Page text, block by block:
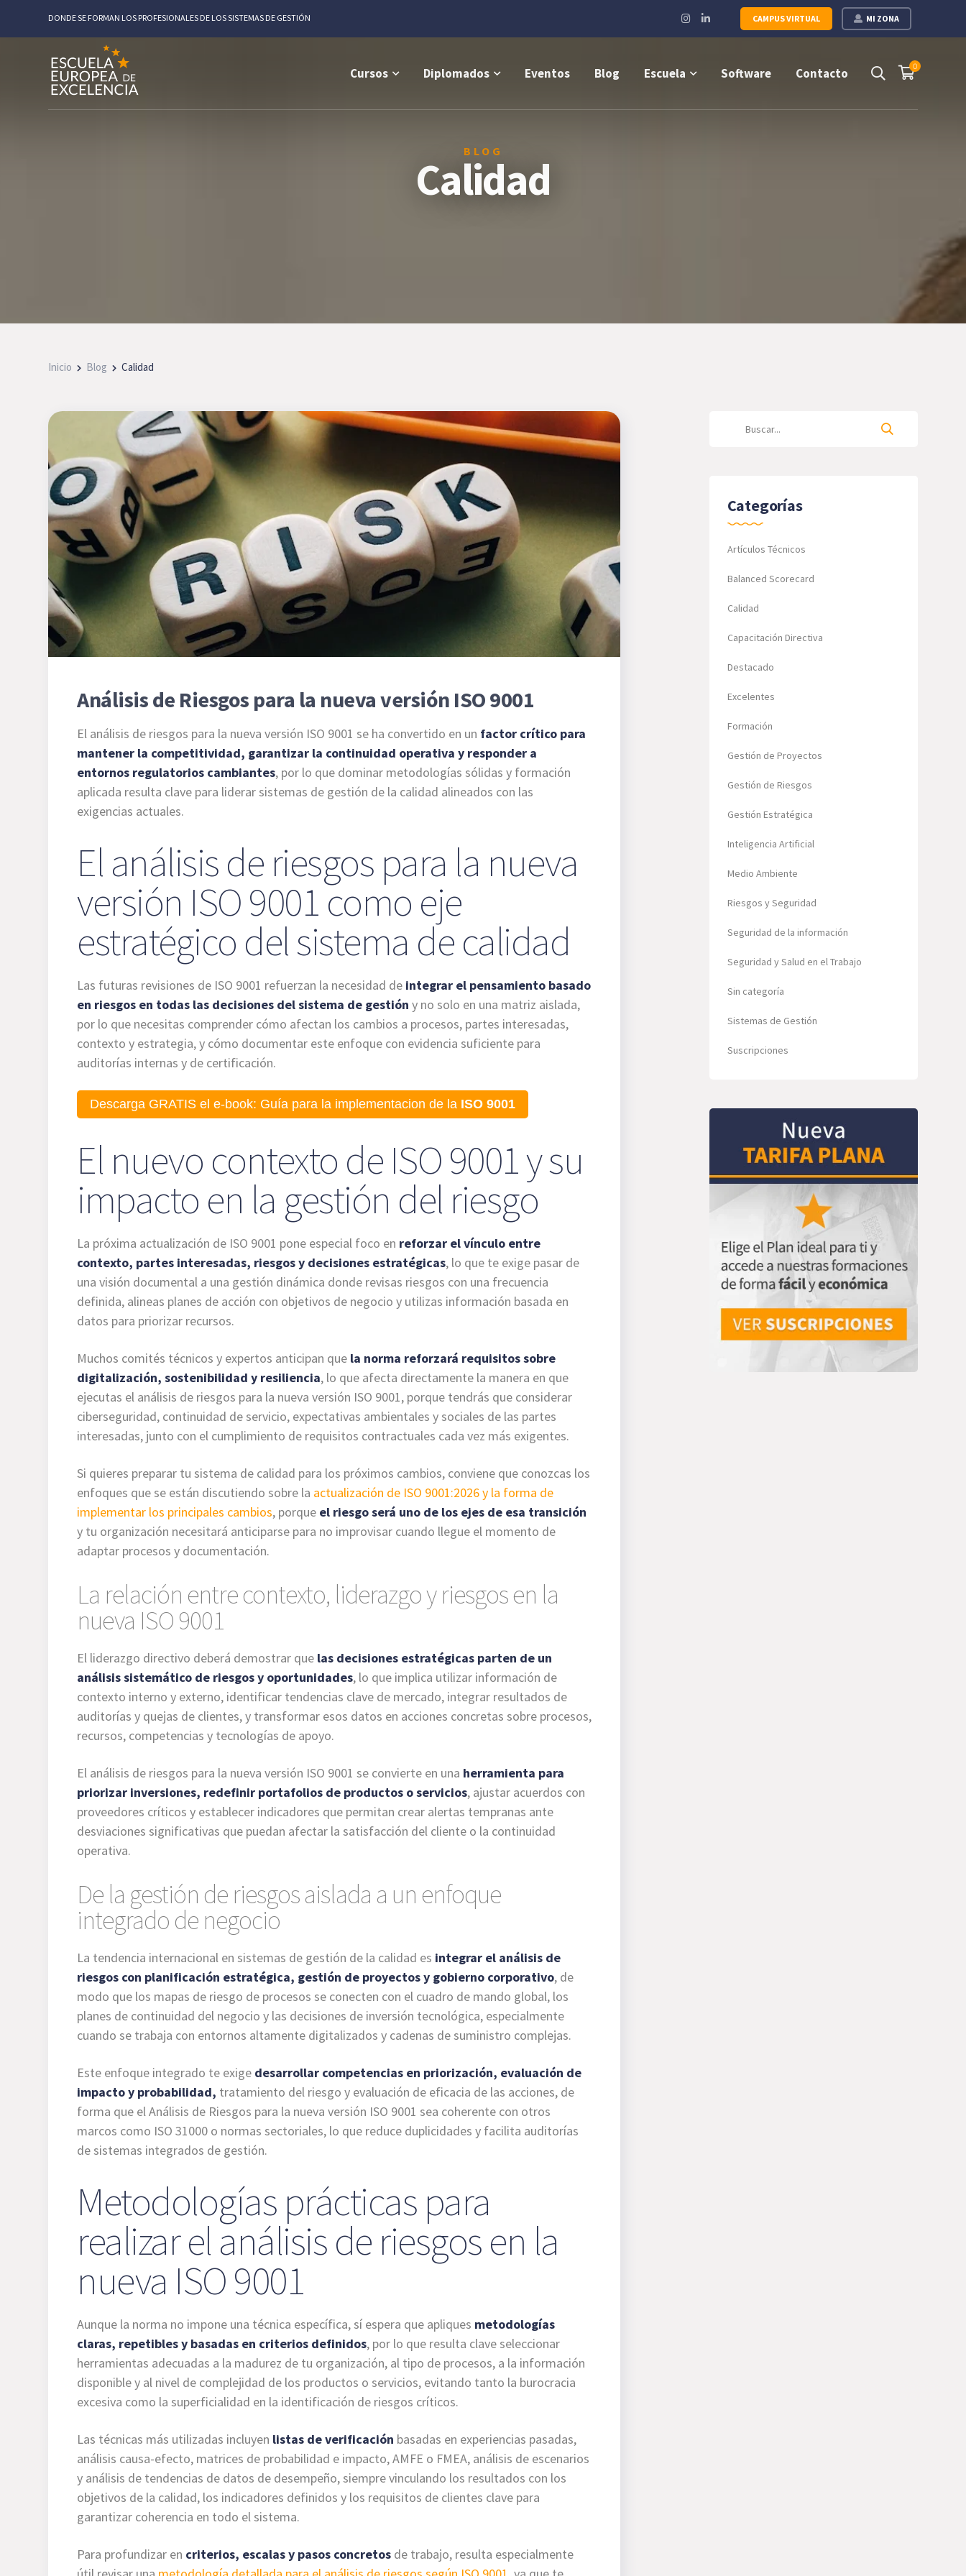
MI ZONA
CAMPUS VIRTUAL
DONDE SE FORMAN LOS PROFESIONALES DE LOS SISTEMAS DE GESTIÓN
Instagram
Profile
LinkedIn
Profile
0
Cursos Diplomados Eventos Blog Escuela Software Contacto
BLOG
Calidad
Inicio Blog Calidad
Análisis de Riesgos para la nueva versión ISO 9001
El análisis de riesgos para la nueva versión ISO 9001 se ha convertido en un factor crítico para
mantener la competitividad, garantizar la continuidad operativa y responder a
entornos regulatorios cambiantes, por lo que dominar metodologías sólidas y formación
aplicada resulta clave para liderar sistemas de gestión de la calidad alineados con las
exigencias actuales.
El análisis de riesgos para la nueva
versión ISO 9001 como eje
estratégico del sistema de calidad
Las futuras revisiones de ISO 9001 refuerzan la necesidad de integrar el pensamiento basado
en riesgos en todas las decisiones del sistema de gestión y no solo en una matriz aislada,
por lo que necesitas comprender cómo afectan los cambios a procesos, partes interesadas,
contexto y estrategia, y cómo documentar este enfoque con evidencia suficiente para
auditorías internas y de certificación.
Descarga GRATIS el e-book: Guía para la implementacion de la ISO 9001
El nuevo contexto de ISO 9001 y su
impacto en la gestión del riesgo
La próxima actualización de ISO 9001 pone especial foco en reforzar el vínculo entre
contexto, partes interesadas, riesgos y decisiones estratégicas, lo que te exige pasar de
una visión documental a una gestión dinámica donde revisas riesgos con una frecuencia
definida, alineas planes de acción con objetivos de negocio y utilizas información basada en
datos para priorizar recursos.
Muchos comités técnicos y expertos anticipan que la norma reforzará requisitos sobre
digitalización, sostenibilidad y resiliencia, lo que afecta directamente la manera en que
ejecutas el análisis de riesgos para la nueva versión ISO 9001, porque tendrás que considerar
ciberseguridad, continuidad de servicio, expectativas ambientales y sociales de las partes
interesadas, junto con el cumplimiento de requisitos contractuales cada vez más exigentes.
Si quieres preparar tu sistema de calidad para los próximos cambios, conviene que conozcas los
enfoques que se están discutiendo sobre la actualización de ISO 9001:2026 y la forma de
implementar los principales cambios, porque el riesgo será uno de los ejes de esa transición
y tu organización necesitará anticiparse para no improvisar cuando llegue el momento de
adaptar procesos y documentación.
La relación entre contexto, liderazgo y riesgos en la
nueva ISO 9001
El liderazgo directivo deberá demostrar que las decisiones estratégicas parten de un
análisis sistemático de riesgos y oportunidades, lo que implica utilizar información de
contexto interno y externo, identificar tendencias clave de mercado, integrar resultados de
auditorías y quejas de clientes, y transformar esos datos en acciones concretas sobre procesos,
recursos, competencias y tecnologías de apoyo.
El análisis de riesgos para la nueva versión ISO 9001 se convierte en una herramienta para
priorizar inversiones, redefinir portafolios de productos o servicios, ajustar acuerdos con
proveedores críticos y establecer indicadores que permitan crear alertas tempranas ante
desviaciones significativas que puedan afectar la satisfacción del cliente o la continuidad
operativa.
De la gestión de riesgos aislada a un enfoque
integrado de negocio
La tendencia internacional en sistemas de gestión de la calidad es integrar el análisis de
riesgos con planificación estratégica, gestión de proyectos y gobierno corporativo, de
modo que los mapas de riesgo de procesos se conecten con el cuadro de mando global, los
planes de continuidad del negocio y las decisiones de inversión tecnológica, especialmente
cuando se trabaja con entornos altamente digitalizados y cadenas de suministro complejas.
Este enfoque integrado te exige desarrollar competencias en priorización, evaluación de
impacto y probabilidad, tratamiento del riesgo y evaluación de eficacia de las acciones, de
forma que el Análisis de Riesgos para la nueva versión ISO 9001 sea coherente con otros
marcos como ISO 31000 o normas sectoriales, lo que reduce duplicidades y facilita auditorías
de sistemas integrados de gestión.
Metodologías prácticas para
realizar el análisis de riesgos en la
nueva ISO 9001
Aunque la norma no impone una técnica específica, sí espera que apliques metodologías
claras, repetibles y basadas en criterios definidos, por lo que resulta clave seleccionar
herramientas adecuadas a la madurez de tu organización, al tipo de procesos, a la información
disponible y al nivel de complejidad de los productos o servicios, evitando tanto la burocracia
excesiva como la superficialidad en la identificación de riesgos críticos.
Las técnicas más utilizadas incluyen listas de verificación basadas en experiencias pasadas,
análisis causa-efecto, matrices de probabilidad e impacto, AMFE o FMEA, análisis de escenarios
y análisis de tendencias de datos de desempeño, siempre vinculando los resultados con los
objetivos de la calidad, los indicadores definidos y los requisitos de clientes clave para
garantizar coherencia en todo el sistema.
Para profundizar en criterios, escalas y pasos concretos de trabajo, resulta especialmente
Categorías
Artículos Técnicos
Balanced Scorecard
Calidad
Capacitación Directiva
Destacado
Excelentes
Formación
Gestión de Proyectos
Gestión de Riesgos
Gestión Estratégica
Inteligencia Artificial
Medio Ambiente
Riesgos y Seguridad
Seguridad de la información
Seguridad y Salud en el Trabajo
Sin categoría
Sistemas de Gestión
Suscripciones